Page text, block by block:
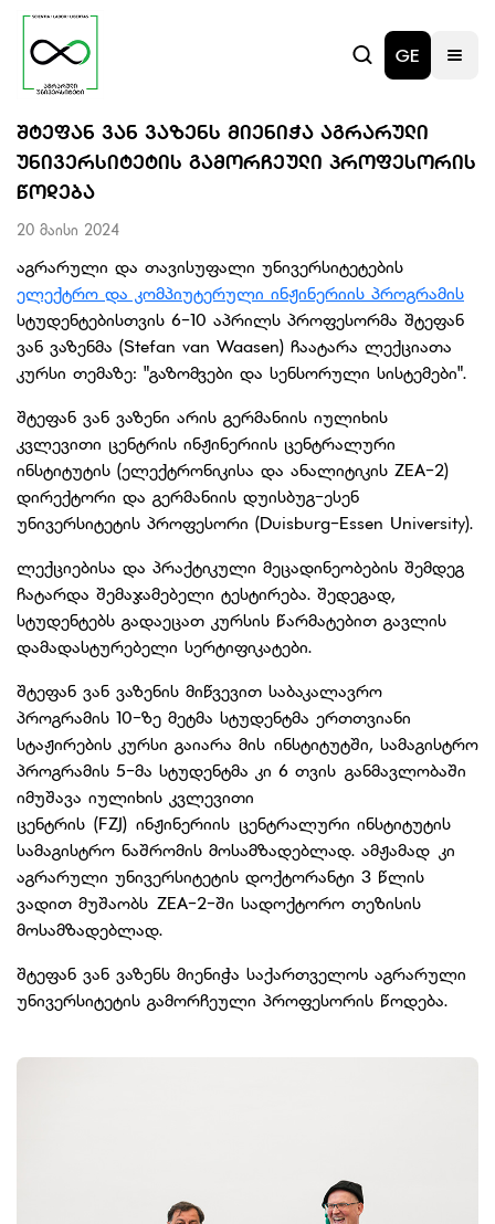
GE
ᲨᲢᲔᲤᲐᲜ ᲕᲐᲜ ᲕᲐᲖᲔᲜᲡ ᲛᲘᲔᲜᲘᲭᲐ ᲐᲒᲠᲐᲠᲣᲚᲘ
ᲣᲜᲘᲕᲔᲠᲡᲘᲢᲔᲢᲘᲡ ᲒᲐᲛᲝᲠᲩᲔᲣᲚᲘ ᲞᲠᲝᲤᲔᲡᲝᲠᲘᲡ
ᲬᲝᲓᲔᲑᲐ
20 მაისი 2024
აგრარული და თავისუფალი უნივერსიტეტების
ელექტრო და კომპიუტერული ინჟინერიის პროგრამის
სტუდენტებისთვის 6-10 აპრილს პროფესორმა შტეფან
ვან ვაზენმა (Stefan van Waasen) ჩაატარა ლექციათა
კურსი თემაზე: "გაზომვები და სენსორული სისტემები".
შტეფან ვან ვაზენი არის გერმანიის იულიხის
კვლევითი ცენტრის ინჟინერიის ცენტრალური
ინსტიტუტის (ელექტრონიკისა და ანალიტიკის ZEA-2)
დირექტორი და გერმანიის დუისბუგ-ესენ
უნივერსიტეტის პროფესორი (Duisburg-Essen University).
ლექციებისა და პრაქტიკული მეცადინეობების შემდეგ
ჩატარდა შემაჯამებელი ტესტირება. შედეგად,
სტუდენტებს გადაეცათ კურსის წარმატებით გავლის
დამადასტურებელი სერტიფიკატები.
შტეფან ვან ვაზენის მიწვევით საბაკალავრო
პროგრამის 10-ზე მეტმა სტუდენტმა ერთთვიანი
სტაჟირების კურსი გაიარა მის ინსტიტუტში, სამაგისტრო
პროგრამის 5-მა სტუდენტმა კი 6 თვის განმავლობაში
იმუშავა იულიხის კვლევითი
ცენტრის (FZJ) ინჟინერიის ცენტრალური ინსტიტუტის
სამაგისტრო ნაშრომის მოსამზადებლად. ამჟამად კი
აგრარული უნივერსიტეტის დოქტორანტი 3 წლის
ვადით მუშაობს ZEA-2-ში სადოქტორო თეზისის
მოსამზადებლად.
შტეფან ვან ვაზენს მიენიჭა საქართველოს აგრარული
უნივერსიტეტის გამორჩეული პროფესორის წოდება.